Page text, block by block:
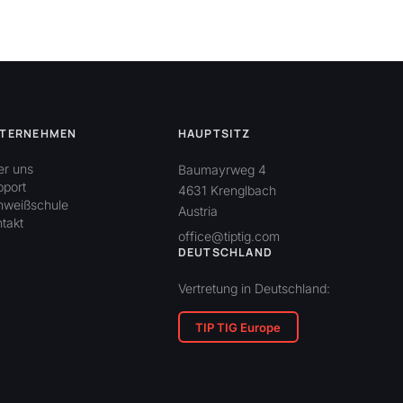
uns
HAUPTSITZ
Baumayrweg 4
4631 Krenglbach
Austria
office@tiptig.com
DEUTSCHLAND
Vertretung in Deutschland:
TIP TIG Europe